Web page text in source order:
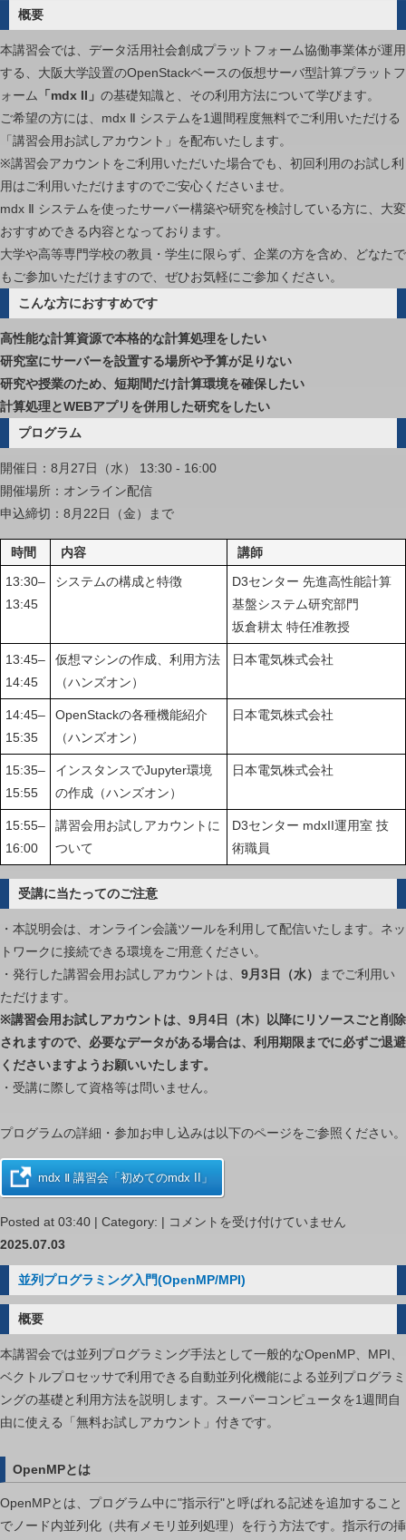
会
は
概要
本講習会では、データ活用社会創成プラットフォーム協働事業体が運用
する、大阪大学設置のOpenStackベースの仮想サーバ型計算プラットフ
ォーム 「mdx II」 の基礎知識と、その利用方法について学びます。
ご希望の方には、mdx Ⅱ システムを1週間程度無料でご利用いただける
「講習会用お試しアカウント」を配布いたします。
※講習会アカウントをご利用いただいた場合でも、初回利用のお試し利
用はご利用いただけますのでご安心くださいませ。
mdx Ⅱ システムを使ったサーバー構築や研究を検討している方に、大変
おすすめできる内容となっております。
大学や高等専門学校の教員・学生に限らず、企業の方を含め、どなたで
もご参加いただけますので、ぜひお気軽にご参加ください。
こんな方におすすめです
高性能な計算資源で本格的な計算処理をしたい
研究室にサーバーを設置する場所や予算が足りない
研究や授業のため、短期間だけ計算環境を確保したい
計算処理とWEBアプリを併用した研究をしたい
プログラム
開催日：8月27日（水） 13:30 - 16:00
開催場所：オンライン配信
申込締切：8月22日（金）まで
時間 内容
講師
13:30–
13:45
システムの構成と特徴
D3センター 先進高性能計算
基盤システム研究部門
坂倉耕太 特任准教授
13:45–
14:45
仮想マシンの作成、利用方法
（ハンズオン）
日本電気株式会社
14:45–
15:35
OpenStackの各種機能紹介
（ハンズオン）
日本電気株式会社
15:35–
15:55
インスタンスでJupyter環境
の作成（ハンズオン）
日本電気株式会社
15:55–
16:00
講習会用お試しアカウントに
ついて
D3センター mdxII運用室 技
術職員
受講に当たってのご注意
・本説明会は、オンライン会議ツールを利用して配信いたします。ネッ
トワークに接続できる環境をご用意ください。
・発行した講習会用お試しアカウントは、 9月3日（水）
までご利用い
ただけます。
※講習会用お試しアカウントは、9月4日（木）以降にリソースごと削除
されますので、必要なデータがある場合は、利用期限までに必ずご退避
くださいますようお願いいたします。
・受講に際して資格等は問いません。
プログラムの詳細・参加お申し込みは以下のページをご参照ください。
mdx Ⅱ 講習会「初めてのmdx II」
Posted at 03:40 | Category: | 講
会
「初
て
の
mdx
II」
(お
コメントを受け付けていません
2025.07.03
並列プログラミング入門(OpenMP/MPI)
概要
本講習会では並列プログラミング手法として一般的なOpenMP、MPI、
ベクトルプロセッサで利用できる自動並列化機能による並列プログラミ
ングの基礎と利用方法を説明します。スーパーコンピュータを1週間自
由に使える「無料お試しアカウント」付きです。
OpenMPとは
OpenMPとは、プログラム中に"指示行"と呼ばれる記述を追加すること
でノード内並列化（共有メモリ並列処理）を行う方法です。指示行の挿